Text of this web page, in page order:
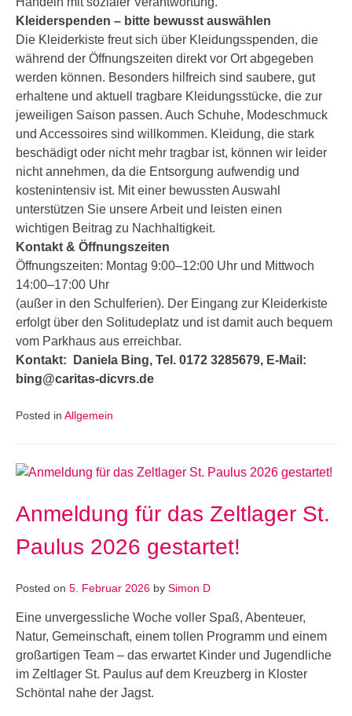
Kleiderspenden – bitte bewusst auswählen
Die Kleiderkiste freut sich über Kleidungsspenden, die
während der Öffnungszeiten direkt vor Ort abgegeben
werden können. Besonders hilfreich sind saubere, gut
erhaltene und aktuell tragbare Kleidungsstücke, die zur
jeweiligen Saison passen. Auch Schuhe, Modeschmuck
und Accessoires sind willkommen. Kleidung, die stark
beschädigt oder nicht mehr tragbar ist, können wir leider
nicht annehmen, da die Entsorgung aufwendig und
kostenintensiv ist. Mit einer bewussten Auswahl
unterstützen Sie unsere Arbeit und leisten einen
wichtigen Beitrag zu Nachhaltigkeit.
Kontakt & Öffnungszeiten
Öffnungszeiten: Montag 9:00–12:00 Uhr und Mittwoch
14:00–17:00 Uhr
(außer in den Schulferien). Der Eingang zur Kleiderkiste
erfolgt über den Solitudeplatz und ist damit auch bequem
vom Parkhaus aus erreichbar.
Kontakt: Daniela Bing, Tel. 0172 3285679, E-Mail:
bing@caritas-dicvrs.de
Posted in Allgemein
Anmeldung für das Zeltlager St.
Paulus 2026 gestartet!
Posted on 5. Februar 2026 by Simon D
Eine unvergessliche Woche voller Spaß, Abenteuer,
Natur, Gemeinschaft, einem tollen Programm und einem
großartigen Team – das erwartet Kinder und Jugendliche
im Zeltlager St. Paulus auf dem Kreuzberg in Kloster
Schöntal nahe der Jagst.